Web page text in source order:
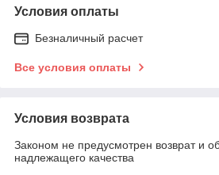
Условия оплаты
Безналичный расчет
Все условия оплаты
Условия возврата
Законом не предусмотрен возврат и
надлежащего качества